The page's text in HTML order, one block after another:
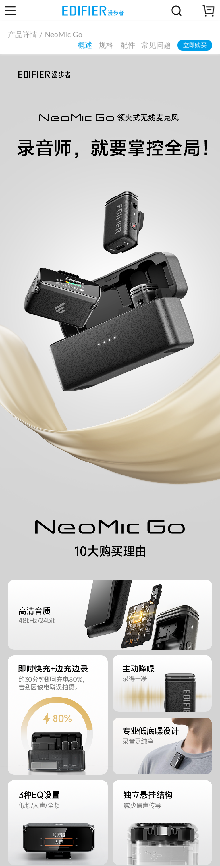
产品详情 / NeoMic Go
概述
规格 配件 常见问题 立即购买